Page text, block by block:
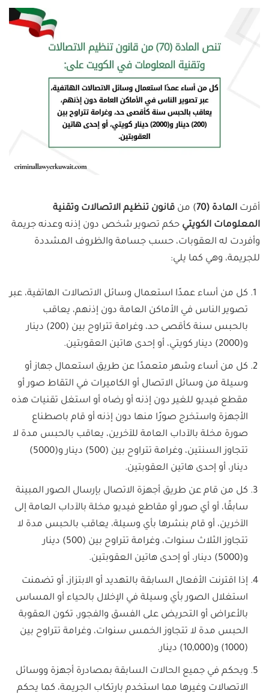
أقرت المادة (70 ) من قانون تنظيم الاتصالات وتقنية
المعلومات الكويتي حكم تصوير شخص دون إذنه وعدنه جريمة
وأفردت له العقوبات، حسب جسامة والظروف المشددة
للجريمة، وهي كما يلي:
كل من أساء عمدًا استعمال وسائل الاتصالات الهاتفية، عبر
تصوير الناس في الأماكن العامة دون إذنهم، يعاقب
بالحبس سنة كأقصى حد، وغرامة تتراوح بين (200) دينار
و(2000) دينار كويتي، أو إحدى هاتين العقوبتين.
كل من أساء وشهر متعمدًا عن طريق استعمال جهاز أو
وسيلة من وسائل الاتصال أو الكاميرات في التقاط صور أو
مقطع فيديو للغير دون إذنه أو رضاه أو استغل تقنيات هذه
الأجهزة واستخرج صورًا منها دون إذنه أو قام باصطناع
صورة مخلة بالآداب العامة للآخرين، يعاقب بالحبس مدة لا
تتجاوز السنتين، وغرامة تتراوح بين (500) دينار و(5000)
دينار، أو إحدى هاتين العقوبتين.
كل من قام عن طريق أجهزة الاتصال بإرسال الصور المبينة
سابقًا، أو أي صور أو مقاطع فيديو مخلة بالآداب العامة إلى
الآخرين، أو قام بنشرها بأي وسيلة، يعاقب بالحبس مدة لا
تتجاوز الثلاث سنوات، وغرامة تتراوح بين (500) دينار
و(5000) دينار، أو إحدى هاتين العقوبتين.
إذا اقترنت الأفعال السابقة بالتهديد أو الابتزاز، أو تضمنت
استغلال الصور بأي وسيلة في الإخلال بالحياء أو المساس
بالأعراض أو التحريض على الفسق والفجور، تكون العقوبة
الحبس مدة لا تتجاوز الخمس سنوات، وغرامة تتراوح بين
(1000) و(10,000) دينار.
ويحكم في جميع الحالات السابقة بمصادرة أجهزة ووسائل
الاتصالات وغيرها مما استخدم بارتكاب الجريمة، كما يحكم